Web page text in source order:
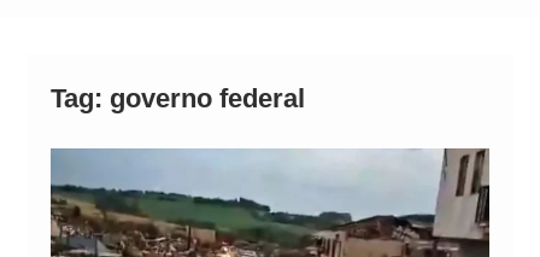
Tag: governo federal